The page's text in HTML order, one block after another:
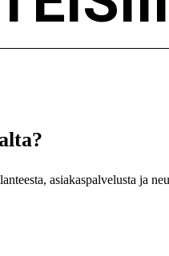
asiakaspalvelusta ja